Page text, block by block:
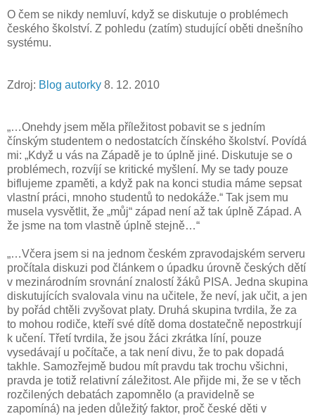
O čem se nikdy nemluví, když se diskutuje o problémech
českého školství. Z pohledu (zatím) studující oběti dnešního
systému.
Zdroj: Blog autorky 8. 12. 2010
„…Onehdy jsem měla příležitost pobavit se s jedním
čínským studentem o nedostatcích čínského školství. Povídá
mi: „Když u vás na Západě je to úplně jiné. Diskutuje se o
problémech, rozvíjí se kritické myšlení. My se tady pouze
biflujeme zpaměti, a když pak na konci studia máme sepsat
vlastní práci, mnoho studentů to nedokáže.“ Tak jsem mu
musela vysvětlit, že „můj“ západ není až tak úplně Západ. A
že jsme na tom vlastně úplně stejně…“
„…Včera jsem si na jednom českém zpravodajském serveru
pročítala diskuzi pod článkem o úpadku úrovně českých dětí
v mezinárodním srovnání znalostí žáků PISA. Jedna skupina
diskutujících svalovala vinu na učitele, že neví, jak učit, a jen
by pořád chtěli zvyšovat platy. Druhá skupina tvrdila, že za
to mohou rodiče, kteří své dítě doma dostatečně nepostrkují
k učení. Třetí tvrdila, že jsou žáci zkrátka líní, pouze
vysedávají u počítače, a tak není divu, že to pak dopadá
takhle. Samozřejmě budou mít pravdu tak trochu všichni,
pravda je totiž relativní záležitost. Ale přijde mi, že se v těch
rozčilených debatách zapomnělo (a pravidelně se
zapomíná) na jeden důležitý faktor, proč české děti v